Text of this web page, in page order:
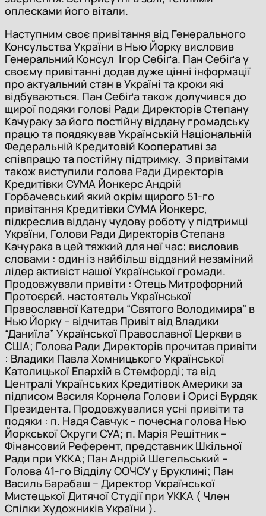
оплесками його вітали.
Наступним своє привітання від Генерального
Консульства України в Нью Йорку висловив
Генеральний Консул Ігор Себіґа. Пан Себіґа у
своєму привітанні додав дуже цінні інформації
про актуальний стан в Україні та кроки які
відбуваються. Пан Себіґа також долучився до
щирої подяки голові Ради Директорів Степану
Качураку за його постійну віддану громадську
працю та поядякував Українській Національній
Федеральній Кредитовій Кооперативі за
співпрацю та постійну підтримку. З привітами
також виступили голова Ради Директорів
Кредитівки СУМА Йонкерс Андрій
Горбачевський який окрім щирого 51-го
привітання Кредитівки СУМА Йонкерс,
підкреслив віддану чудову роботу у підтримці
України, Голови Ради Директорів Степана
Качурака в цей тяжкий для неї час; висловив
словами : один із найбільш відданий незаміний
лідер активіст нашої Української громади.
Продовжували привіти : Отець Митрофорний
Протоєрєй, настоятель Української
Православної Катедри “Святого Володимира” в
Нью Йорку – відчитав Привіт від Владики
“Даниїла” Української Православної Церкви в
США; Голова Ради Директорів прочитав привіти
: Владики Павла Хомницького Української
Католицької Епархій в Стемфорді; та від
Централі Українських Кредитівок Америки за
підписом Василя Корнела Голови і Орисі Бурдяк
Президента. Продовжувалися усні привіти та
подяки : п. Надя Савчук – почесна голова Нью
Йоркської Округи СУА; п. Марія Решітник –
Фінансовий Референт, представник Шкільної
Ради при УККА; Пан Андрій Шегельський –
Голова 41-го Відділу ООЧСУ у Бруклині; Пан
Василь Барабаш – Директор Української
Мистецької Дитячої Студії при УККА ( Член
Спілки Художників України ).